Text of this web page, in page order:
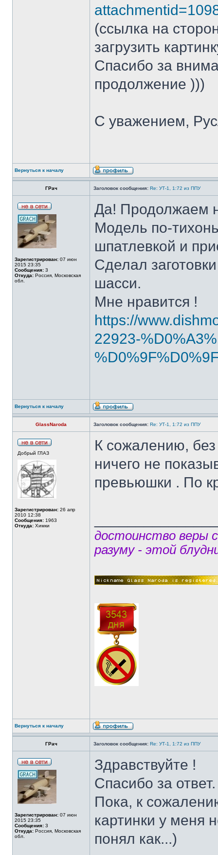
(ссылка на
загрузить
Спасибо за
продолжение )))
С уважением,
Вернуться к началу
ГРач Заголовок сообщения: Re: УТ-1, 1:72 из ППУ
Зарегистрирован: 07 июн
2015 23:35
Сообщения: 3
Откуда: Россия, Московская
обл.
Да! Продолжаем
Модель по-
шпатлевкой и
Сделал
шасси.
Мне нравится !
https://
22923-
Вернуться к началу
GlassNaroda Заголовок сообщения: Re: УТ-1, 1:72 из ППУ
Добрый ГЛАЗ
Зарегистрирован: 26 апр
2010 12:38
Сообщения: 1963
Откуда: Химки
К сожалению,
ничего не
превьюшки . По
достоинство веры
разуму - этой
Вернуться к началу
ГРач Заголовок сообщения: Re: УТ-1, 1:72 из ППУ
Зарегистрирован: 07 июн
2015 23:35
Сообщения: 3
Откуда: Россия, Московская
обл.
Здравствуйте !
Спасибо за ответ.
Пока, к
картинки у меня
понял как...)